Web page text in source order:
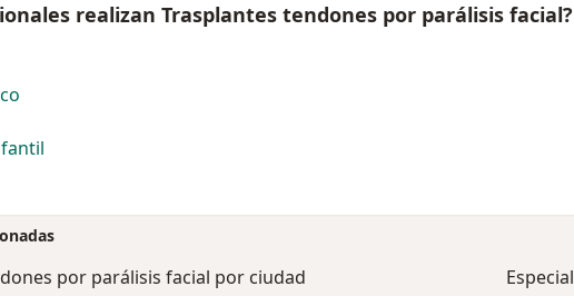
realizan Trasplantes tendones por parálisis facial?
por parálisis facial por ciudad